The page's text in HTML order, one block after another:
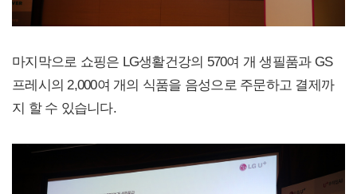
마지막으로 쇼핑은 LG생활건강의 570여 개 생필품과 GS
프레시의 2,000여 개의 식품을 음성으로 주문하고 결제까
지 할 수 있습니다.